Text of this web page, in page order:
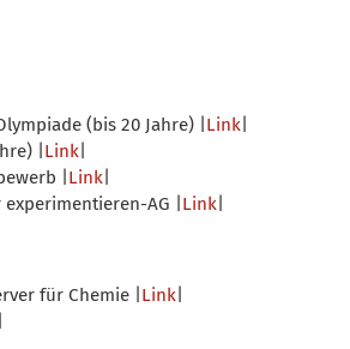
(bis 20 Jahre) | Link
| Link
| Link
AG | Link
für Chemie | Link